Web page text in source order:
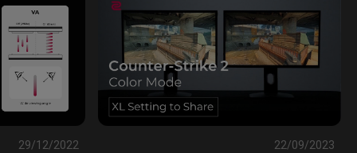
22/09/
29/12/2022